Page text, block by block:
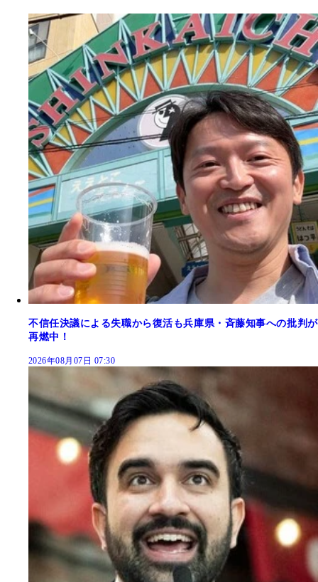
不信任決議による失職から復活も兵庫県・斉藤知事への批判が
再燃中！
2026年08月07日 07:30